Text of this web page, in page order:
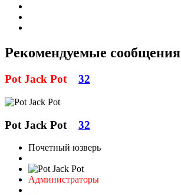
Рекомендуемые сообщения
Pot Jack Pot 32
Pot Jack Pot 32
Почетный юзверь
Администраторы